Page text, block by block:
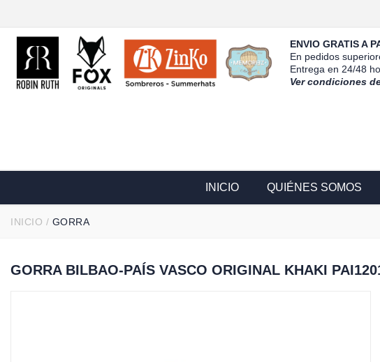
ENVIO GRATIS A
En pedidos
Entrega en 24/48
Ver condiciones
INICIO QUIÉNES SOMOS
INICIO / GORRA
GORRA BILBAO-PAÍS VASCO ORIGINAL KHAKI